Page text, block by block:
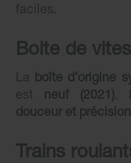
faciles.
Boite de
La boîte d’origine
est neuf (2021) .
douceur et précision
Trains